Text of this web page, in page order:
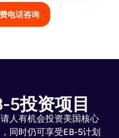
电话咨询
5投资项目
人有机会投资美国核心
同时仍可享受EB-5计划